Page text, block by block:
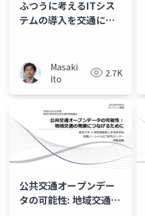
ふつうに考えるITシス
テムの導入を交通にあ
ー・プロデューサー 養
成プロジェクト）
Masaki
Ito
2.7K
公共交通オープンデー
タの可能性: 地域交通の